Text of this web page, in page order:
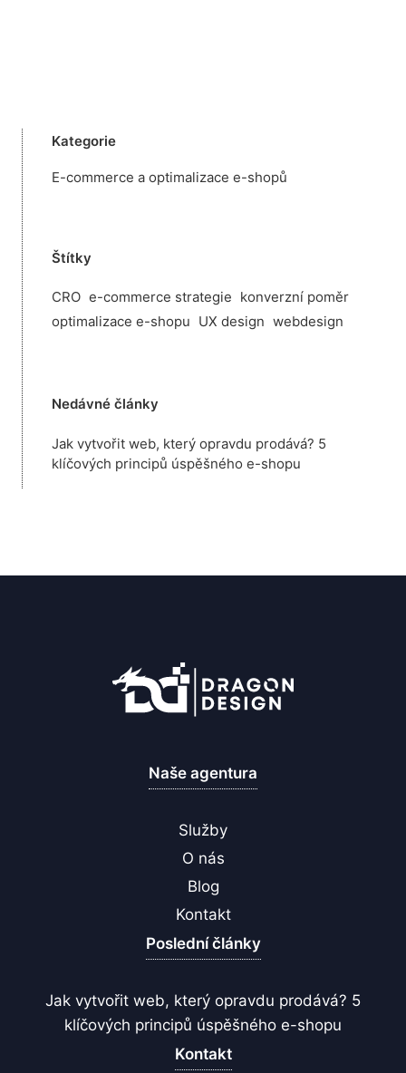
Kategorie
E-commerce a optimalizace e-shopů
Štítky
CRO e-commerce strategie konverzní poměr
optimalizace e-shopu UX design webdesign
Nedávné články
Jak vytvořit web, který opravdu prodává? 5
klíčových principů úspěšného e-shopu
Naše agentura
Služby
O nás
Blog
Kontakt
Poslední články
Jak vytvořit web, který opravdu prodává? 5
klíčových principů úspěšného e-shopu
Kontakt